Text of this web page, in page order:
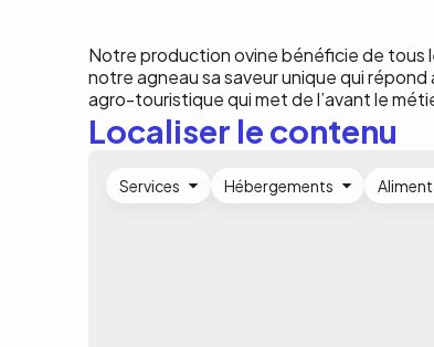
Notre production ovine bénéficie de tous
notre agneau sa saveur unique qui
agro-touristique qui met de l’avant le
Localiser le contenu
Services Hébergements